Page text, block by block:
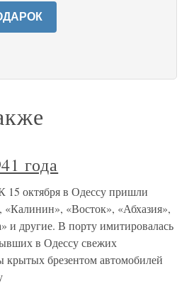
года
15 октября в Одессу пришли
«Калинин», «Восток», «Абхазия»,
и другие. В порту имитировалась
в Одессу свежих
брезентом автомобилей